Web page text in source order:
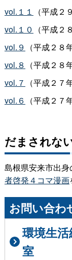
vol.１１
（平成２
vol.１０ （平成２
vol.９
（平成２８
vol.８ （平成２８
vol.７
（平成２７
vol.６
（平成２７
だまされな
島根県安来市出身
者啓発４コマ漫画
お問い合わ
環境生
室